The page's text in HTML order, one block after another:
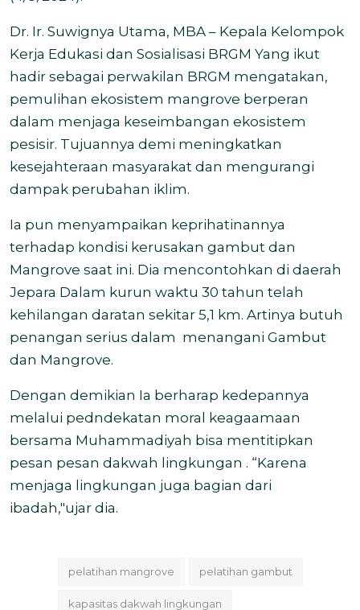
Dr. Ir. Suwignya Utama, MBA – Kepala Kelompok
Kerja Edukasi dan Sosialisasi BRGM Yang ikut
hadir sebagai perwakilan BRGM mengatakan,
pemulihan ekosistem mangrove berperan
dalam menjaga keseimbangan ekosistem
pesisir. Tujuannya demi meningkatkan
kesejahteraan masyarakat dan mengurangi
dampak perubahan iklim.
Ia pun menyampaikan keprihatinannya
terhadap kondisi kerusakan gambut dan
Mangrove saat ini. Dia mencontohkan di daerah
Jepara Dalam kurun waktu 30 tahun telah
kehilangan daratan sekitar 5,1 km. Artinya butuh
penangan serius dalam menangani Gambut
dan Mangrove.
Dengan demikian Ia berharap kedepannya
melalui pedndekatan moral keagaamaan
bersama Muhammadiyah bisa mentitipkan
pesan pesan dakwah lingkungan . “Karena
menjaga lingkungan juga bagian dari
ibadah,"ujar dia.
pelatihan mangrove pelatihan gambut
kapasitas dakwah lingkungan